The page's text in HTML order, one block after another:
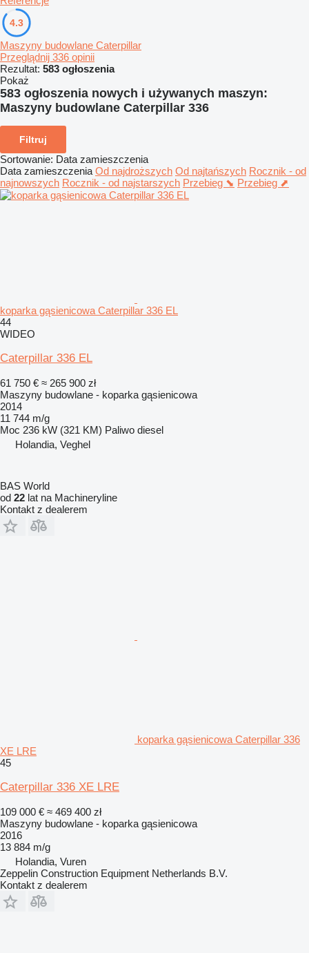
4.3
Maszyny budowlane Caterpillar
Przeglądnij 336 opinii
Rezultat: 583 ogłoszenia
Pokaż
583 ogłoszenia nowych i używanych maszyn:
Maszyny budowlane Caterpillar 336
Filtruj
Sortowanie: Data zamieszczenia
Data zamieszczenia Od najdroższych Od najtańszych Rocznik - od
najnowszych Rocznik - od najstarszych Przebieg ⬊ Przebieg ⬈
koparka gąsienicowa Caterpillar 336 EL
44
WIDEO
Caterpillar 336 EL
61 750 € ≈ 265 900 zł
Maszyny budowlane - koparka gąsienicowa
2014
11 744 m/g
Moc 236 kW (321 KM) Paliwo diesel
Holandia, Veghel
BAS World
od 22 lat na Machineryline
Kontakt z dealerem
koparka gąsienicowa Caterpillar 336
XE LRE
45
Caterpillar 336 XE LRE
109 000 € ≈ 469 400 zł
Maszyny budowlane - koparka gąsienicowa
2016
13 884 m/g
Holandia, Vuren
Zeppelin Construction Equipment Netherlands B.V.
Kontakt z dealerem